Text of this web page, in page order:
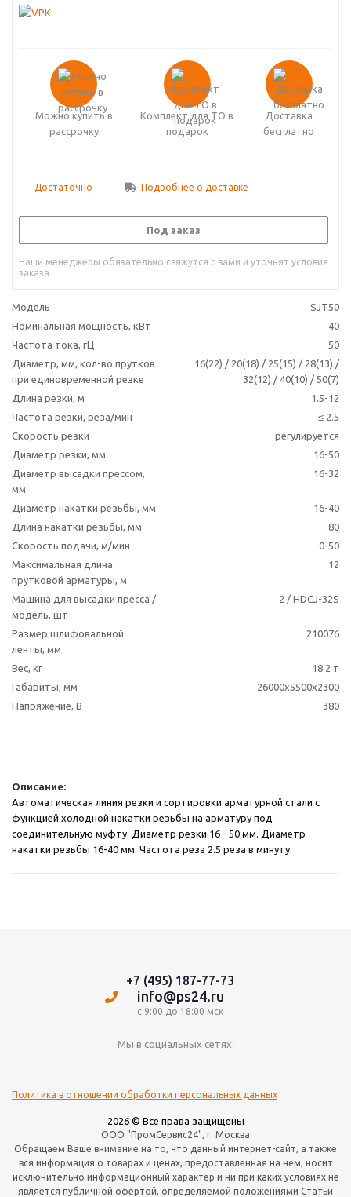
Можно купить в
рассрочку
Комплект для ТО в
подарок
Доставка
бесплатно
Достаточно Подробнее о доставке
Под заказ
Наши менеджеры обязательно свяжутся с вами и уточнят условия
заказа
Модель
SJT50
Номинальная мощность, кВт
40
Частота тока, гЦ
50
Диаметр, мм, кол-во прутков
при единовременной резке
16(22) / 20(18) / 25(15) / 28(13) /
32(12) / 40(10) / 50(7)
Длина резки, м
1.5-12
Частота резки, реза/мин
≤ 2.5
Скорость резки
регулируется
Диаметр резки, мм
16-50
Диаметр высадки прессом,
мм
16-32
Диаметр накатки резьбы, мм
16-40
Длина накатки резьбы, мм
80
Скорость подачи, м/мин
0-50
Максимальная длина
прутковой арматуры, м
12
Машина для высадки пресса /
модель, шт
2 / HDCJ-32S
Размер шлифовальной
ленты, мм
210076
Вес, кг
18.2 т
Габариты, мм
26000x5500x2300
Напряжение, В
380
Описание:
Автоматическая линия резки и сортировки арматурной стали с
функцией холодной накатки резьбы на арматуру под
соединительную муфту. Диаметр резки 16 - 50 мм. Диаметр
накатки резьбы 16-40 мм. Частота реза 2.5 реза в минуту.
+7 (495) 187-77-73
info@ps24.ru
с 9:00 до 18:00 мск
Мы в социальных сетях:
Политика в отношении обработки персональных данных
2026 © Все права защищены
ООО "ПромСервис24", г. Москва
Обращаем Ваше внимание на то, что данный интернет-сайт, а также
вся информация о товарах и ценах, предоставленная на нём, носит
исключительно информационный характер и ни при каких условиях не
является публичной офертой, определяемой положениями Статьи